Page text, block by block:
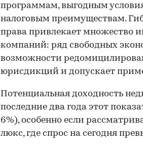
программам, выгодным
налоговым преимуществам.
права привлекает множество
компаний: ряд свободных
возможности
юрисдикций и допускает
Потенциальная доходность
последние два года этот
6%), особенно если
люкс, где спрос на сегодня